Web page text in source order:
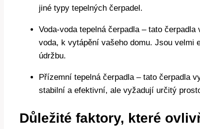
jiné typy tepelných čerpadel.
Voda-voda tepelná čerpadla – tato
voda, k vytápění vašeho domu. Jsou velmi
údržbu.
Přízemní tepelná čerpadla – tato čerpadla
stabilní a efektivní, ale vyžadují určitý
Důležité faktory, které